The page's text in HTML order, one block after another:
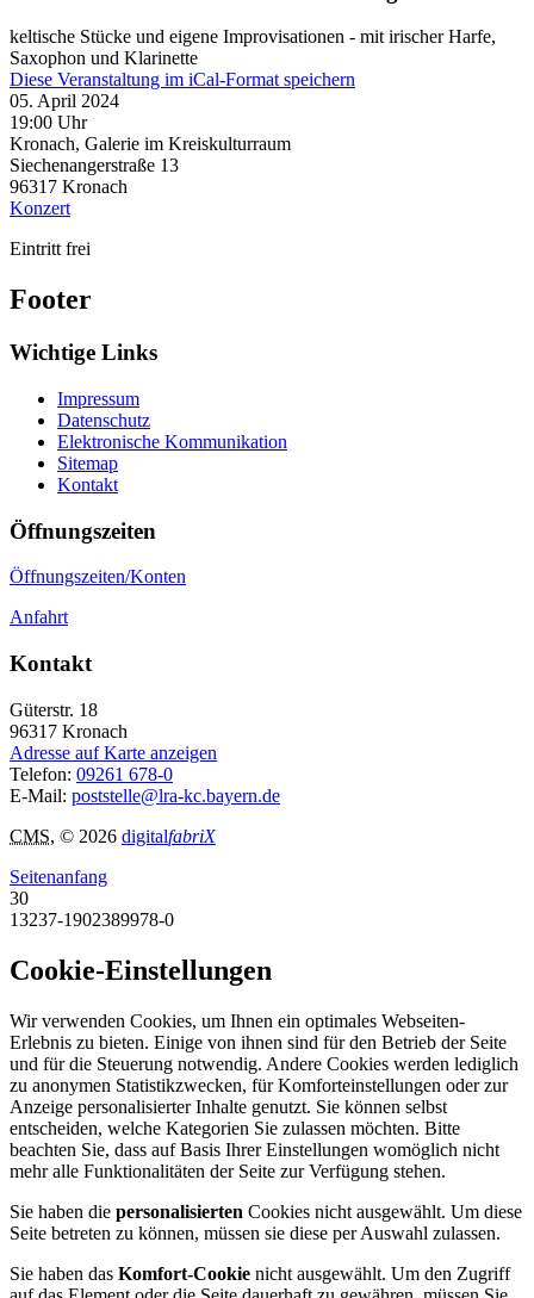
keltische Stücke und eigene Improvisationen - mit irischer Harfe,
Saxophon und Klarinette
Diese Veranstaltung im iCal-Format speichern
05. April 2024
19:00 Uhr
Kronach, Galerie im Kreiskulturraum
Siechenangerstraße 13
96317 Kronach
Konzert
Eintritt frei
Footer
Wichtige Links
Impressum
Datenschutz
Elektronische Kommunikation
Sitemap
Kontakt
Öffnungszeiten
Öffnungszeiten/Konten
Anfahrt
Kontakt
Güterstr. 18
96317 Kronach
Adresse auf Karte anzeigen
Telefon: 09261 678-0
E-Mail: poststelle@lra-kc.bayern.de
CMS, © 2026 digitalfabriX
Seitenanfang
30
13237-1902389978-0
Cookie-Einstellungen
Wir verwenden Cookies, um Ihnen ein optimales Webseiten-
Erlebnis zu bieten. Einige von ihnen sind für den Betrieb der Seite
und für die Steuerung notwendig. Andere Cookies werden lediglich
zu anonymen Statistikzwecken, für Komforteinstellungen oder zur
Anzeige personalisierter Inhalte genutzt. Sie können selbst
entscheiden, welche Kategorien Sie zulassen möchten. Bitte
beachten Sie, dass auf Basis Ihrer Einstellungen womöglich nicht
mehr alle Funktionalitäten der Seite zur Verfügung stehen.
Sie haben die personalisierten Cookies nicht ausgewählt. Um diese
Seite betreten zu können, müssen sie diese per Auswahl zulassen.
Sie haben das Komfort-Cookie nicht ausgewählt. Um den Zugriff